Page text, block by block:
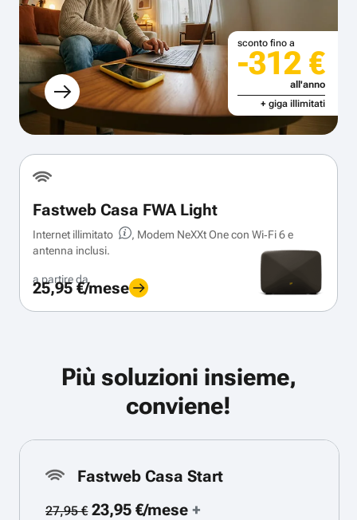
sconto fino a
-312 €
all'anno
+ giga illimitati
Fastweb Casa FWA Light
Internet illimitato
, Modem NeXXt One con Wi‑Fi 6 e
antenna inclusi.
a partire da
25,95 €/mese
Più soluzioni insieme,
conviene!
Fastweb Casa Start
27,95 €23,95 €/mese+